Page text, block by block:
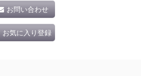
お問い合わせ
お気に入り登録